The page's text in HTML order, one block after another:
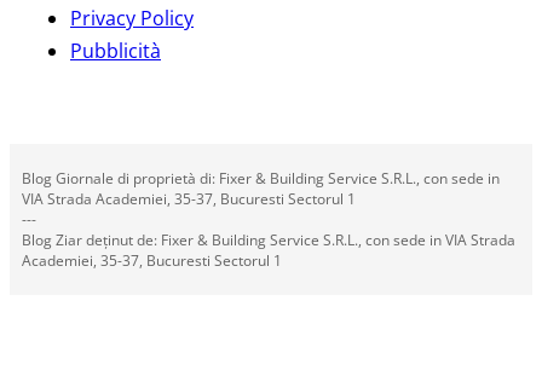
Privacy Policy
Pubblicità
Blog Giornale di proprietà di: Fixer & Building Service S.R.L., con sede in
VIA Strada Academiei, 35-37, Bucuresti Sectorul 1
---
Blog Ziar deținut de: Fixer & Building Service S.R.L., con sede in VIA Strada
Academiei, 35-37, Bucuresti Sectorul 1